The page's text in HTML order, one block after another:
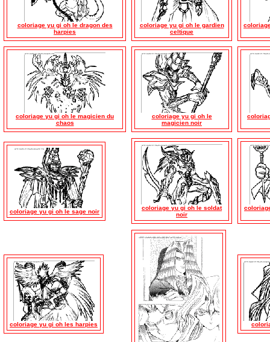
coloriage yu gi oh le dragon des
harpies
coloriage yu gi oh le gardien
celtique
coloriage yu gi oh le magicien du
chaos
coloriage yu gi oh le
magicien noir
coloriage yu gi oh le sage noir
coloriage yu gi oh le soldat
noir
coloriage yu gi oh les harpies